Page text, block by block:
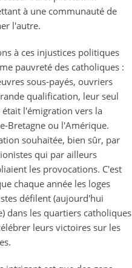
à une communauté de
l'autre.
à ces injustices politiques
pauvreté des catholiques :
sous-payés, ouvriers
qualification, leur seul
était l'émigration vers la
Bretagne ou l'Amérique.
souhaitée, bien sûr, par
qui par ailleurs
les provocations. C'est
chaque année les loges
défilent (aujourd'hui
dans les quartiers catholiques
leurs victoires sur les